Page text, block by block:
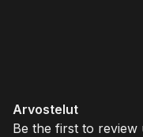
Tapahtuman järjestää
Arvostelut
Be the first to review